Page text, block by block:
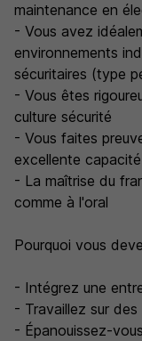
maintenance en
- Vous avez
environnements
sécuritaires (type
- Vous êtes
culture sécurité
- Vous faites
excellente
- La maîtrise du
comme à l'oral
Pourquoi vous
- Intégrez une
- Travaillez sur
- Épanouissez-